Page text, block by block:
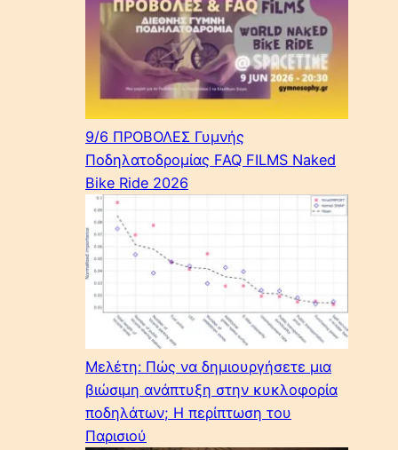
9/6 ΠΡΟΒΟΛΕΣ Γυμνής
Ποδηλατοδρομίας FAQ FILMS Naked
Bike Ride 2026
Μελέτη: Πώς να δημιουργήσετε μια
βιώσιμη ανάπτυξη στην κυκλοφορία
ποδηλάτων; Η περίπτωση του
Παρισιού